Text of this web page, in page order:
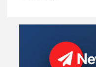
Koła Naukowe